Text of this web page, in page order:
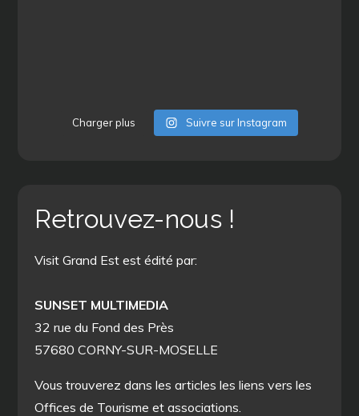
Charger plus Suivre sur Instagram
Retrouvez-nous !
Visit Grand Est est édité par:
SUNSET MULTIMEDIA
32 rue du Fond des Près
57680 CORNY-SUR-MOSELLE
Vous trouverez dans les articles les liens vers les
Offices de Tourisme et associations.